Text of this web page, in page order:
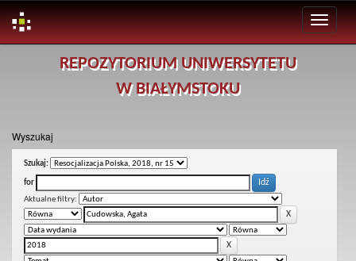
REPOZYTORIUM UNIWERSYTETU
W BIAŁYMSTOKU
Wyszukaj
Szukaj:
for
Aktualne filtry: